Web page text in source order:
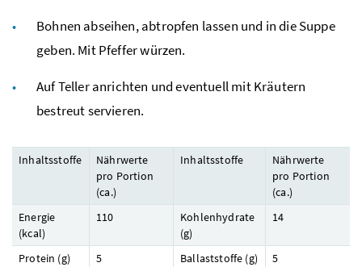
Bohnen abseihen, abtropfen lassen und in die Suppe
geben. Mit Pfeffer würzen.
Auf Teller anrichten und eventuell mit Kräutern
bestreut servieren.
Inhaltsstoffe
Nährwerte
pro Portion
(ca.)
Inhaltsstoffe
Nährwerte
pro Portion
(ca.)
Energie
(kcal)
110
Kohlenhydrate
(g)
14
Protein (g) 5 Ballaststoffe (g)
5